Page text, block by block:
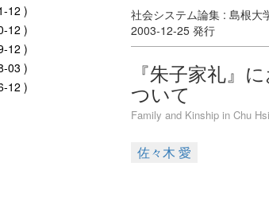
12 )
12 )
12 )
03 )
12 )
社会システム論集 : 島根大
2003-12-25 発行
『朱子家礼』
ついて
Family and Kinship in Chu
佐々木 愛